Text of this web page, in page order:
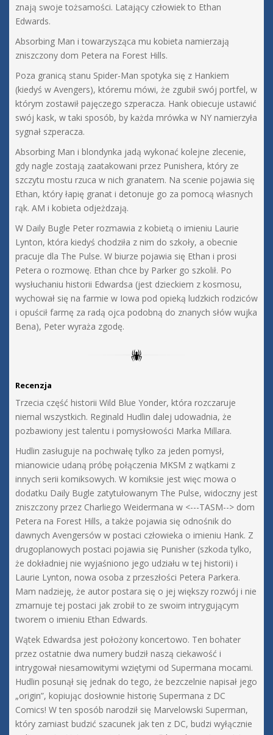
znają swoje tożsamości. Latający człowiek to Ethan
Edwards.
Absorbing Man i towarzysząca mu kobieta namierzają
zniszczony dom Petera na Forest Hills.
Poza granicą stanu Spider-Man spotyka się z Hankiem
(kiedyś w Avengers), któremu mówi, że zgubił swój portfel, w
którym zostawił pajęczego szperacza. Hank obiecuje ustawić
swój kask, w taki sposób, by każda mrówka w NY namierzyła
sygnał szperacza.
Absorbing Man i blondynka jadą wykonać kolejne zlecenie,
gdy nagle zostają zaatakowani przez Punishera, który ze
szczytu mostu rzuca w nich granatem. Na scenie pojawia się
Ethan, który łapię granat i detonuje go za pomocą własnych
rąk. AM i kobieta odjeżdzają.
W Daily Bugle Peter rozmawia z kobietą o imieniu Laurie
Lynton, która kiedyś chodziła z nim do szkoły, a obecnie
pracuje dla The Pulse. W biurze pojawia się Ethan i prosi
Petera o rozmowę. Ethan chce by Parker go szkolił. Po
wysłuchaniu historii Edwardsa (jest dzieckiem z kosmosu,
wychował się na farmie w Iowa pod opieką ludzkich rodziców
i opuścił farmę za radą ojca podobną do znanych słów wujka
Bena), Peter wyraża zgodę.
Recenzja
Trzecia część historii Wild Blue Yonder, która rozczaruje
niemal wszystkich. Reginald Hudlin dalej udowadnia, że
pozbawiony jest talentu i pomysłowości Marka Millara.
Hudlin zasługuje na pochwałę tylko za jeden pomysł,
mianowicie udaną próbę połączenia MKSM z wątkami z
innych serii komiksowych. W komiksie jest więc mowa o
dodatku Daily Bugle zatytułowanym The Pulse, widoczny jest
zniszczony przez Charliego Weidermana w <---TASM--> dom
Petera na Forest Hills, a także pojawia się odnośnik do
dawnych Avengersów w postaci człowieka o imieniu Hank. Z
drugoplanowych postaci pojawia się Punisher (szkoda tylko,
że dokładniej nie wyjaśniono jego udziału w tej historii) i
Laurie Lynton, nowa osoba z przeszłości Petera Parkera.
Mam nadzieję, że autor postara się o jej większy rozwój i nie
zmarnuje tej postaci jak zrobił to ze swoim intrygującym
tworem o imieniu Ethan Edwards.
Wątek Edwardsa jest położony koncertowo. Ten bohater
przez ostatnie dwa numery budził naszą ciekawość i
intrygował niesamowitymi wziętymi od Supermana mocami.
Hudlin posunął się jednak do tego, że bezczelnie napisał jego
„origin”, kopiując dosłownie historię Supermana z DC
Comics! W ten sposób narodził się Marvelowski Superman,
który zamiast budzić szacunek jak ten z DC, budzi wyłącznie